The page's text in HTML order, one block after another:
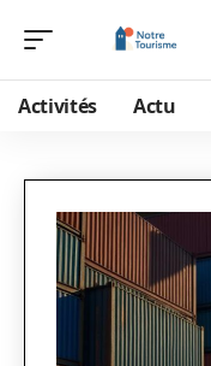
Activités Actu